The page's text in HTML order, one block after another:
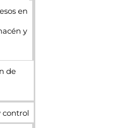
en
y
de
control